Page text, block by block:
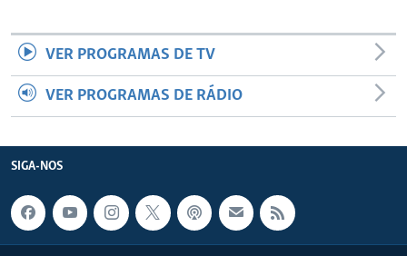
VER PROGRAMAS DE TV
VER PROGRAMAS DE RÁDIO
SIGA-NOS